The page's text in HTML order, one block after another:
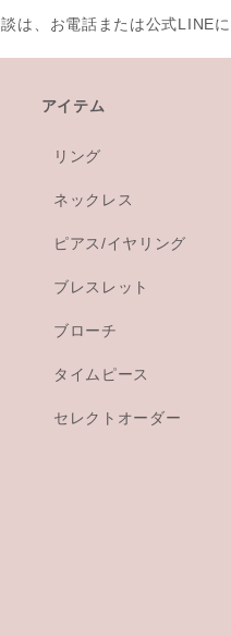
は、お電話または公式LINE
アイテム
リング
ネックレス
ピアス/イヤリング
ブレスレット
ブローチ
タイムピース
セレクトオーダー